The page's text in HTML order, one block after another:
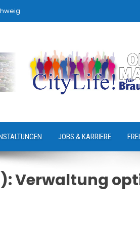
JOBS & KARRIERE
Verwaltung